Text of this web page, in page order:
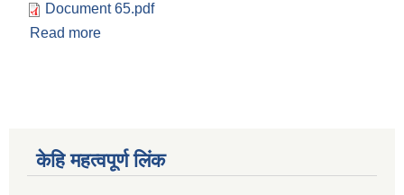
Document 65.pdf
Read more
केहि महत्वपूर्ण लिंक